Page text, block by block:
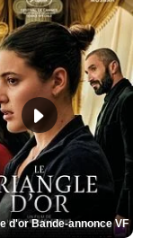
d'or Bande-annonce VF